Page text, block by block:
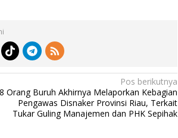
Pos berikutnya
Orang Buruh Akhirnya Melaporkan Kebagian
Pengawas Disnaker Provinsi Riau, Terkait
Tukar Guling Manajemen dan PHK Sepihak